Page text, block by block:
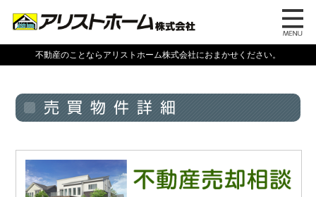
不動産のことならアリストホーム株式会社におまかせください。